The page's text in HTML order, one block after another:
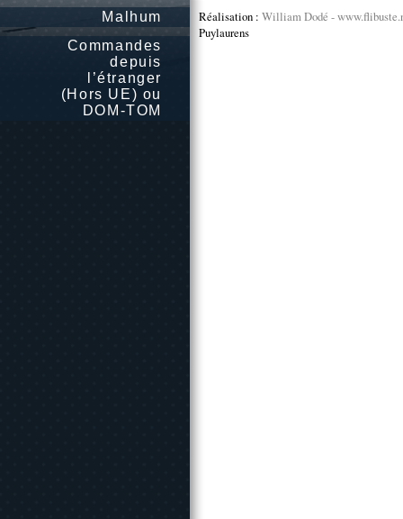
Malhum
Commandes
depuis
l’étranger
(Hors UE) ou
DOM-TOM
Réalisation : William Dodé -
Puylaurens